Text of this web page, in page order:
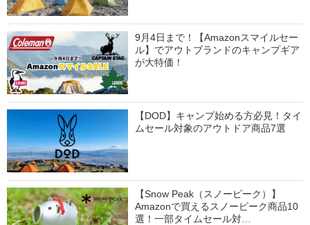
9月4日まで！【Amazonスマイルセー
ル】でアウトブランドのキャンプギア
が大特価！
【DOD】キャンプ始める方必見！タイ
ムセール対象のアウトドア商品7選
【Snow Peak（スノーピーク）】
Amazonで買えるスノーピーク商品10
選！一部タイムセール対…